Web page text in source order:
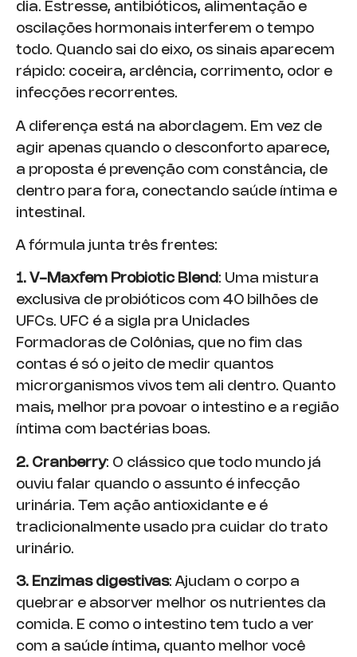
dia. Estresse, antibióticos, alimentação e
oscilações hormonais interferem o tempo
todo. Quando sai do eixo, os sinais aparecem
rápido: coceira, ardência, corrimento, odor e
infecções recorrentes.
A diferença está na abordagem. Em vez de
agir apenas quando o desconforto aparece,
a proposta é prevenção com constância, de
dentro para fora, conectando saúde íntima e
intestinal.
A fórmula junta três frentes:
1. V-Maxfem Probiotic Blend : Uma mistura
exclusiva de probióticos com 40 bilhões de
UFCs. UFC é a sigla pra Unidades
Formadoras de Colônias, que no fim das
contas é só o jeito de medir quantos
microrganismos vivos tem ali dentro. Quanto
mais, melhor pra povoar o intestino e a região
íntima com bactérias boas.
2. Cranberry: O clássico que todo mundo já
ouviu falar quando o assunto é infecção
urinária. Tem ação antioxidante e é
tradicionalmente usado pra cuidar do trato
urinário.
3. Enzimas digestivas: Ajudam o corpo a
quebrar e absorver melhor os nutrientes da
comida. E como o intestino tem tudo a ver
com a saúde íntima, quanto melhor você